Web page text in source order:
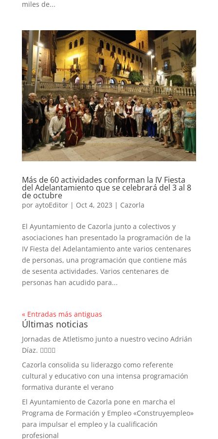
miles de...
Más de 60 actividades conforman la IV Fiesta
del Adelantamiento que se celebrará del 3 al 8
de octubre
por aytoEditor| Oct 4, 2023 | Cazorla
El Ayuntamiento de Cazorla junto a colectivos y
asociaciones han presentado la programación de la
IV Fiesta del Adelantamiento ante varios centenares
de personas, una programación que contiene más
de sesenta actividades. Varios centenares de
personas han acudido para...
« Entradas más antiguas
Últimas noticias
Jornadas de Atletismo junto a nuestro vecino Adrián
Díaz. 🏃‍♀️🏃‍♂️
Cazorla consolida su liderazgo como referente
cultural y educativo con una intensa programación
formativa durante el verano
El Ayuntamiento de Cazorla pone en marcha el
Programa de Formación y Empleo «Construyempleo»
para impulsar el empleo y la cualificación
profesional